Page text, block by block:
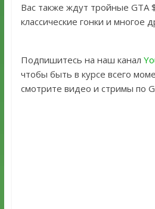
Вас также ждут тройные GTA
классические гонки и многое
Подпишитесь на наш канал
чтобы быть в курсе всего
смотрите видео и стримы по